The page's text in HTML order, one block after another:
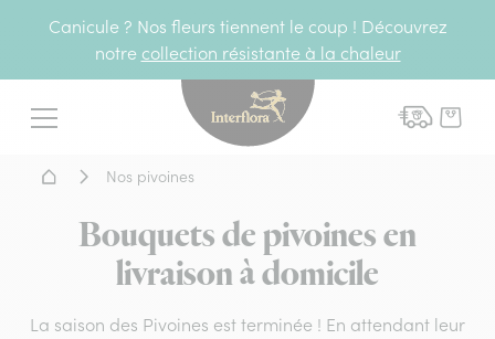
Canicule ? Nos fleurs tiennent le coup ! Découvrez
notre collection résistante à la chaleur
Menu
Interflora - livraison
Accueil - Livraison fleurs
Nos pivoines
Bouquets de pivoines en
livraison à domicile
La saison des Pivoines est terminée ! En attendant leur